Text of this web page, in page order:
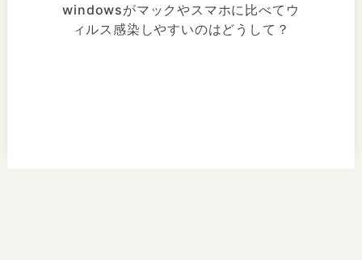
windowsがマックやスマホに比べてウ
ィルス感染しやすいのはどうして？